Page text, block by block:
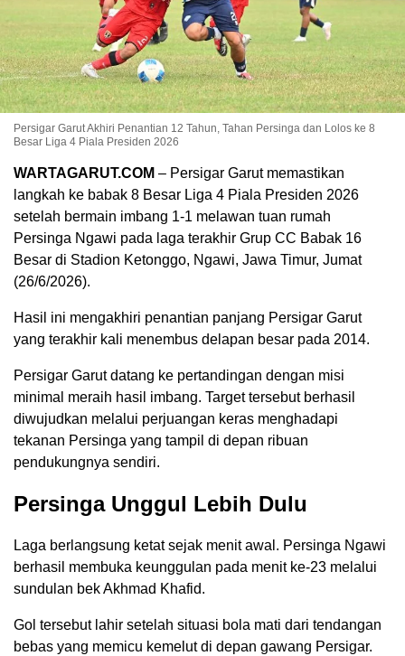
Persigar Garut Akhiri Penantian 12 Tahun, Tahan Persinga dan Lolos ke 8
Besar Liga 4 Piala Presiden 2026
WARTAGARUT.COM – Persigar Garut memastikan
langkah ke babak 8 Besar Liga 4 Piala Presiden 2026
setelah bermain imbang 1-1 melawan tuan rumah
Persinga Ngawi pada laga terakhir Grup CC Babak 16
Besar di Stadion Ketonggo, Ngawi, Jawa Timur, Jumat
(26/6/2026).
Hasil ini mengakhiri penantian panjang Persigar Garut
yang terakhir kali menembus delapan besar pada 2014.
Persigar Garut datang ke pertandingan dengan misi
minimal meraih hasil imbang. Target tersebut berhasil
diwujudkan melalui perjuangan keras menghadapi
tekanan Persinga yang tampil di depan ribuan
pendukungnya sendiri.
Persinga Unggul Lebih Dulu
Laga berlangsung ketat sejak menit awal. Persinga Ngawi
berhasil membuka keunggulan pada menit ke-23 melalui
sundulan bek Akhmad Khafid.
Gol tersebut lahir setelah situasi bola mati dari tendangan
bebas yang memicu kemelut di depan gawang Persigar.